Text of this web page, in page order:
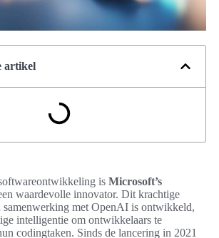
artikel
is Microsoft’s
waardevolle innovator. Dit krachtige
met OpenAI is ontwikkeld,
intelligentie om ontwikkelaars te
codingtaken. Sinds de lancering in 2021